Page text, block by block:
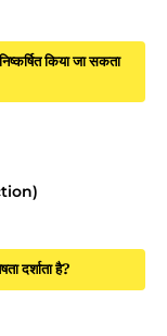
किया जा सकता
दर्शाता है?